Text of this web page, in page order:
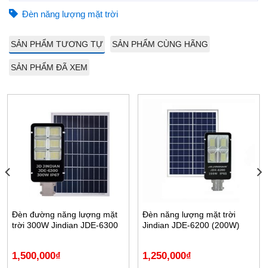
Đèn năng lượng mặt trời
SẢN PHẨM TƯƠNG TỰ SẢN PHẨM CÙNG HÃNG
SẢN PHẨM ĐÃ XEM
Đèn đường năng lượng mặt
trời 300W Jindian JDE-6300
1,500,000₫
Đèn năng lượng mặt trời
Jindian JDE-6200 (200W)
1,250,000₫